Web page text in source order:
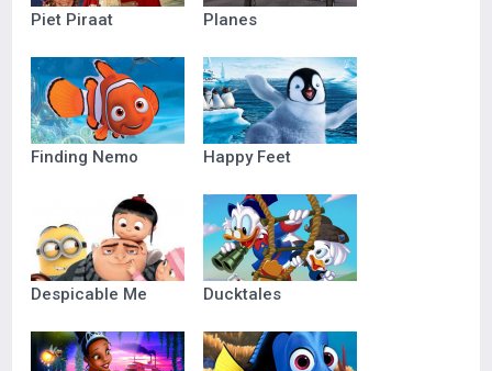
Piet Piraat Planes
Finding Nemo Happy Feet
Despicable Me Ducktales